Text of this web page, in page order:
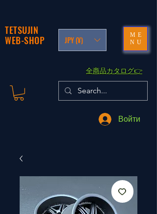
TETSUJIN
WEB-SHOP
JPY (¥)
ME
NU
​全商品カタログ👉
Войти